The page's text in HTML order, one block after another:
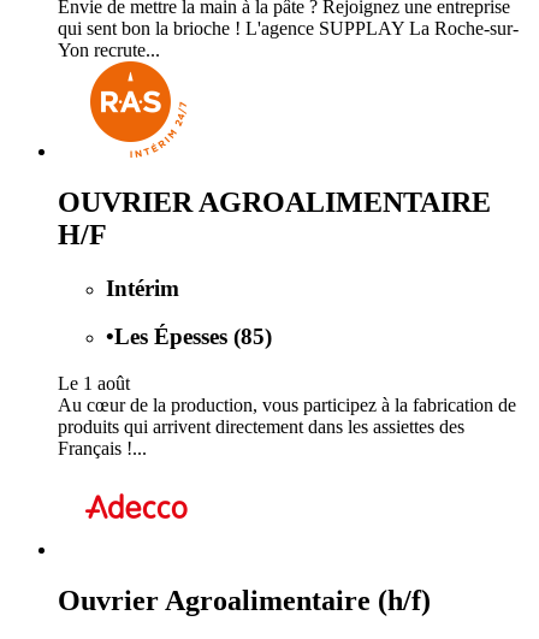
Envie de mettre la main à la pâte ? Rejoignez une entreprise
qui sent bon la brioche ! L'agence SUPPLAY La Roche-sur-
Yon recrute...
OUVRIER AGROALIMENTAIRE
H/F
Intérim
•Les Épesses (85)
Le 1 août
Au cœur de la production, vous participez à la fabrication de
produits qui arrivent directement dans les assiettes des
Français !...
Ouvrier Agroalimentaire (h/f)